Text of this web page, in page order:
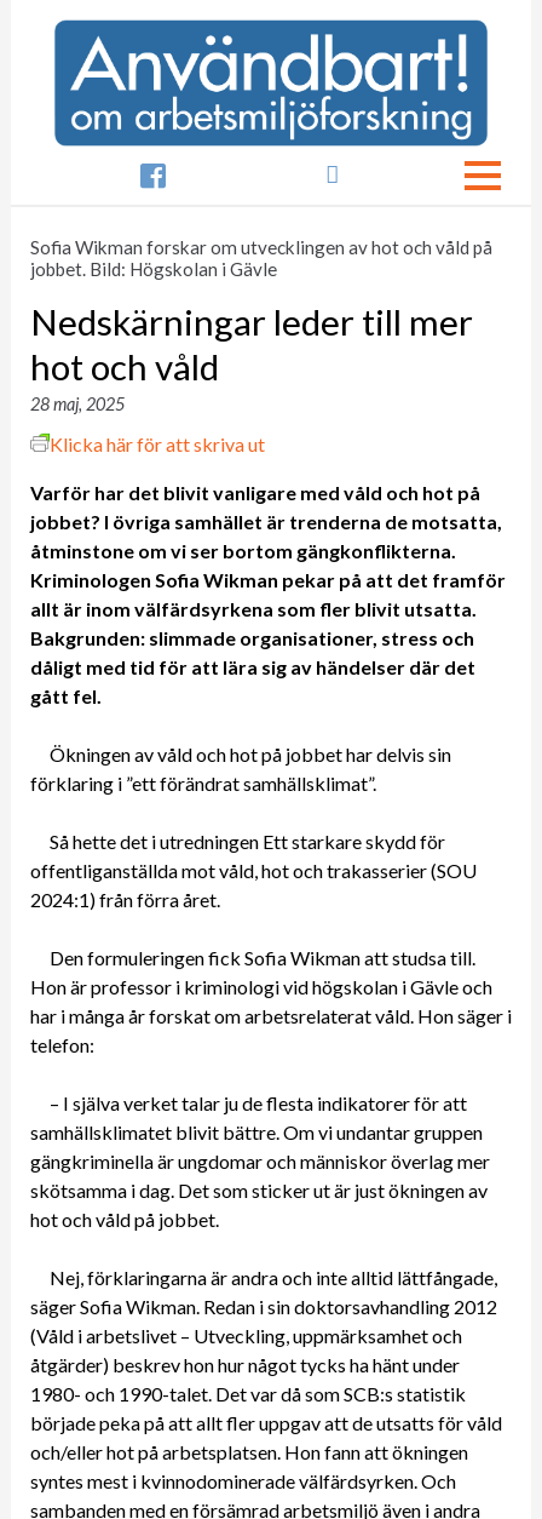

Sofia Wikman forskar om utvecklingen av hot och våld på
jobbet. Bild: Högskolan i Gävle
Nedskärningar leder till mer
hot och våld
28 maj, 2025
Klicka här för att skriva ut
Varför har det blivit vanligare med våld och hot på
jobbet? I övriga samhället är trenderna de motsatta,
åtminstone om vi ser bortom gängkonflikterna.
Kriminologen Sofia Wikman pekar på att det framför
allt är inom välfärdsyrkena som fler blivit utsatta.
Bakgrunden: slimmade organisationer, stress och
dåligt med tid för att lära sig av händelser där det
gått fel.
Ökningen av våld och hot på jobbet har delvis sin
förklaring i ”ett förändrat samhällsklimat”.
Så hette det i utredningen Ett starkare skydd för
offentliganställda mot våld, hot och trakasserier (SOU
2024:1) från förra året.
Den formuleringen fick Sofia Wikman att studsa till.
Hon är professor i kriminologi vid högskolan i Gävle och
har i många år forskat om arbetsrelaterat våld. Hon säger i
telefon:
– I själva verket talar ju de flesta indikatorer för att
samhällsklimatet blivit bättre. Om vi undantar gruppen
gängkriminella är ungdomar och människor överlag mer
skötsamma i dag. Det som sticker ut är just ökningen av
hot och våld på jobbet.
Nej, förklaringarna är andra och inte alltid lättfångade,
säger Sofia Wikman. Redan i sin doktorsavhandling 2012
(Våld i arbetslivet – Utveckling, uppmärksamhet och
åtgärder) beskrev hon hur något tycks ha hänt under
1980- och 1990-talet. Det var då som SCB:s statistik
började peka på att allt fler uppgav att de utsatts för våld
och/eller hot på arbetsplatsen. Hon fann att ökningen
syntes mest i kvinnodominerade välfärdsyrken. Och
sambanden med en försämrad arbetsmiljö även i andra